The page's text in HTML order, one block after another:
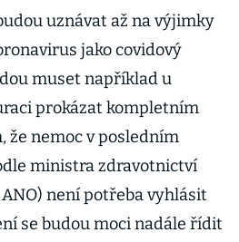
uznávat až na výjimky
jako covidový
muset například u
prokázat kompletním
že nemoc v posledním
ministra zdravotnictví
není potřeba vyhlásit
se budou moci nadále řídit